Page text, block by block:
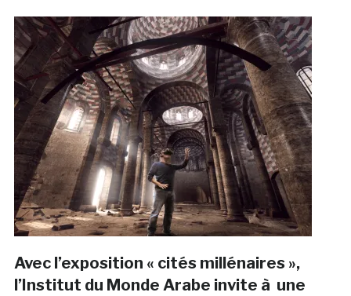
Avec l’exposition « cités millénaires »,
l’Institut du Monde Arabe invite à une